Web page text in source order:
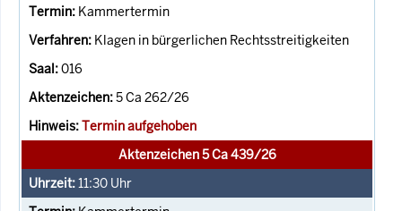
Kammertermin
Klagen in bürgerlichen Rechtsstreitigkeiten
016
5 Ca 262/26
Termin aufgehoben
Aktenzeichen 5 Ca 439/26
11:30 Uhr